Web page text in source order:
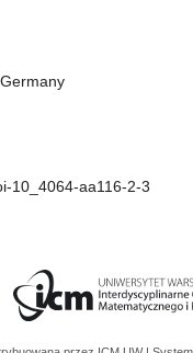
10_4064-aa116-2-3